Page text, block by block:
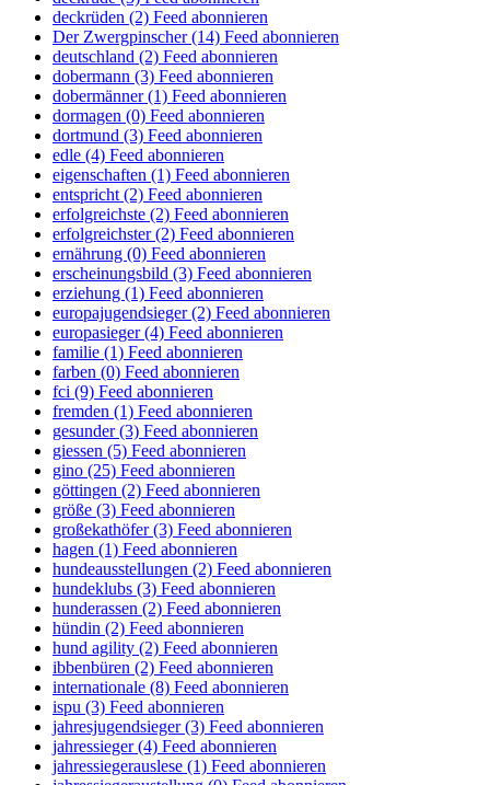
deckrüden (2) Feed abonnieren
Der Zwergpinscher (14) Feed abonnieren
deutschland (2) Feed abonnieren
dobermann (3) Feed abonnieren
dobermänner (1) Feed abonnieren
dormagen (0) Feed abonnieren
dortmund (3) Feed abonnieren
edle (4) Feed abonnieren
eigenschaften (1) Feed abonnieren
entspricht (2) Feed abonnieren
erfolgreichste (2) Feed abonnieren
erfolgreichster (2) Feed abonnieren
ernährung (0) Feed abonnieren
erscheinungsbild (3) Feed abonnieren
erziehung (1) Feed abonnieren
europajugendsieger (2) Feed abonnieren
europasieger (4) Feed abonnieren
familie (1) Feed abonnieren
farben (0) Feed abonnieren
fci (9) Feed abonnieren
fremden (1) Feed abonnieren
gesunder (3) Feed abonnieren
giessen (5) Feed abonnieren
gino (25) Feed abonnieren
göttingen (2) Feed abonnieren
größe (3) Feed abonnieren
großekathöfer (3) Feed abonnieren
hagen (1) Feed abonnieren
hundeausstellungen (2) Feed abonnieren
hundeklubs (3) Feed abonnieren
hunderassen (2) Feed abonnieren
hündin (2) Feed abonnieren
hund agility (2) Feed abonnieren
ibbenbüren (2) Feed abonnieren
internationale (8) Feed abonnieren
ispu (3) Feed abonnieren
jahresjugendsieger (3) Feed abonnieren
jahressieger (4) Feed abonnieren
jahressiegerauslese (1) Feed abonnieren